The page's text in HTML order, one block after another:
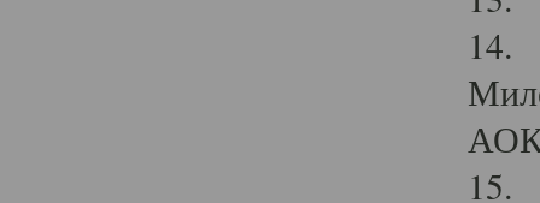
14.
15.